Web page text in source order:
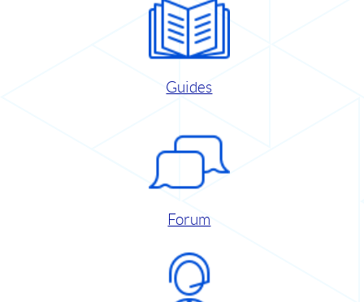
Guides
Forum